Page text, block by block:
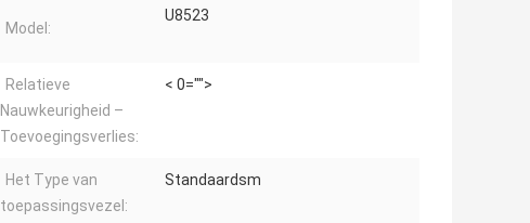
Model:
U8523
Relatieve
Nauwkeurigheid –
Toevoegingsverlies:
< 0="">
Het Type van
toepassingsvezel:
Standaardsm